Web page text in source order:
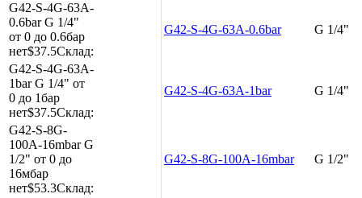
G42-S-4G-63A-
0.6barG 1/4"
от 0 до 0.6бар
нет$37.5Склад:
G42-S-4G-63A-0.6bar G 1/4"
G42-S-4G-63A-
1barG 1/4" от
0 до 1бар
нет$37.5Склад:
G42-S-4G-63A-1bar G 1/4"
G42-S-8G-
100A-16mbarG
1/2" от 0 до
16мбар
нет$53.3Склад:
G42-S-8G-100A-16mbar G 1/2"